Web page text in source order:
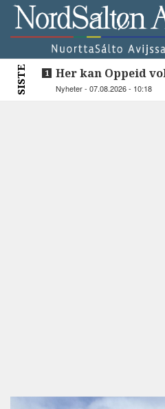
SISTE
Her kan Oppeid
videre
Nyheter - 07.08.2026 - 10:18